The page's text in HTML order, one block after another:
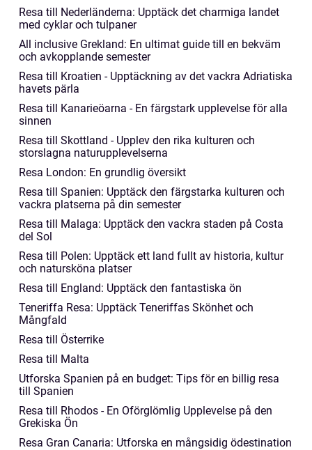
Resa till Nederländerna: Upptäck det charmiga landet
med cyklar och tulpaner
All inclusive Grekland: En ultimat guide till en bekväm
och avkopplande semester
Resa till Kroatien - Upptäckning av det vackra Adriatiska
havets pärla
Resa till Kanarieöarna - En färgstark upplevelse för alla
sinnen
Resa till Skottland - Upplev den rika kulturen och
storslagna naturupplevelserna
Resa London: En grundlig översikt
Resa till Spanien: Upptäck den färgstarka kulturen och
vackra platserna på din semester
Resa till Malaga: Upptäck den vackra staden på Costa
del Sol
Resa till Polen: Upptäck ett land fullt av historia, kultur
och natursköna platser
Resa till England: Upptäck den fantastiska ön
Teneriffa Resa: Upptäck Teneriffas Skönhet och
Mångfald
Resa till Österrike
Resa till Malta
Utforska Spanien på en budget: Tips för en billig resa
till Spanien
Resa till Rhodos - En Oförglömlig Upplevelse på den
Grekiska Ön
Resa Gran Canaria: Utforska en mångsidig ödestination